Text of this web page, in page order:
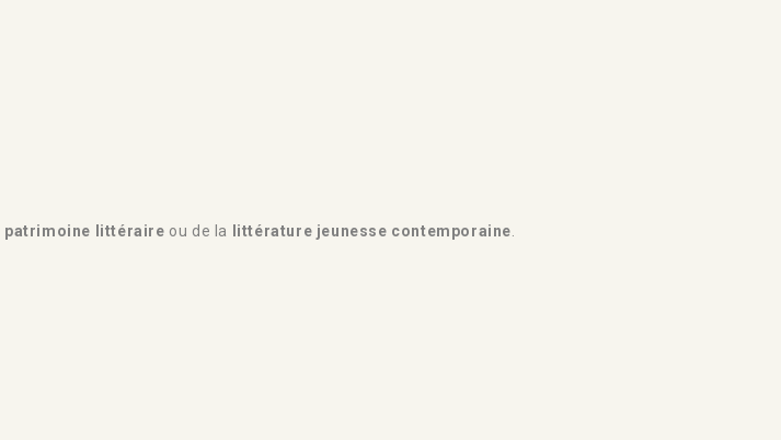
patrimoine littéraire ou de la littérature jeunesse contemporaine